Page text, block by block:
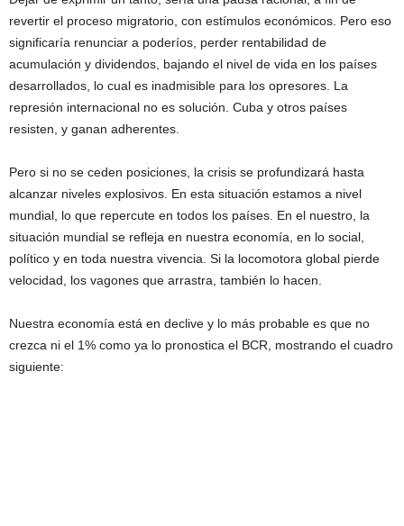
revertir el proceso migratorio, con estímulos económicos. Pero eso
significaría renunciar a poderíos, perder rentabilidad de
acumulación y dividendos, bajando el nivel de vida en los países
desarrollados, lo cual es inadmisible para los opresores. La
represión internacional no es solución. Cuba y otros países
resisten, y ganan adherentes.
Pero si no se ceden posiciones, la crisis se profundizará hasta
alcanzar niveles explosivos. En esta situación estamos a nivel
mundial, lo que repercute en todos los países. En el nuestro, la
situación mundial se refleja en nuestra economía, en lo social,
político y en toda nuestra vivencia. Si la locomotora global pierde
velocidad, los vagones que arrastra, también lo hacen.
Nuestra economía está en declive y lo más probable es que no
crezca ni el 1% como ya lo pronostica el BCR, mostrando el cuadro
siguiente: